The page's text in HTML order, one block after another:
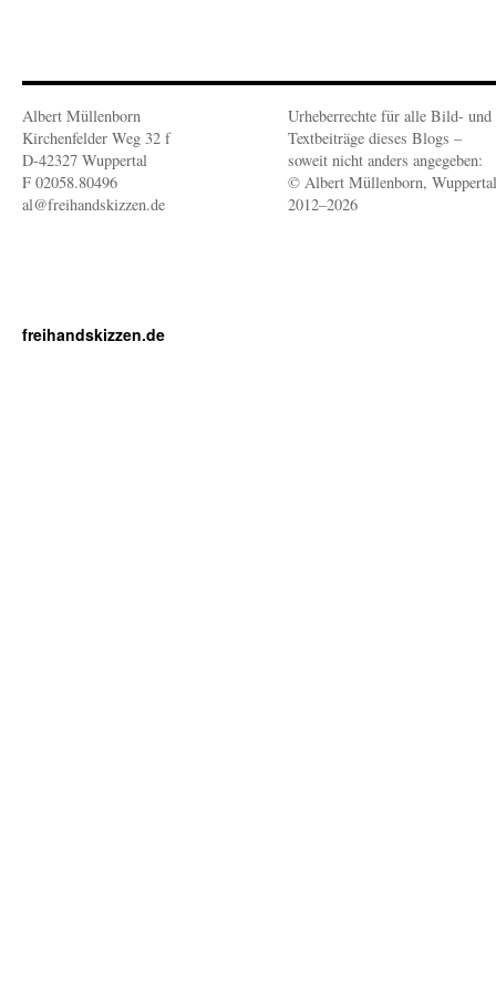
Albert Müllenborn
Kirchenfelder Weg 32 f
D-42327 Wuppertal
F 02058.80496
al@freihandskizzen.de
Urheberrechte für alle Bild- und
Textbeiträge dieses Blogs –
soweit nicht anders angegeben:
© Albert Müllenborn, Wuppertal
2012–2026
freihandskizzen.de